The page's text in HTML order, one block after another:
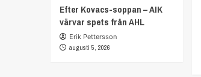
Efter Kovacs-soppan – AIK
värvar spets från AHL
Erik Pettersson
augusti 5, 2026